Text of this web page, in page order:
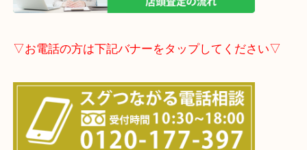
▽店頭査定のご案内▽